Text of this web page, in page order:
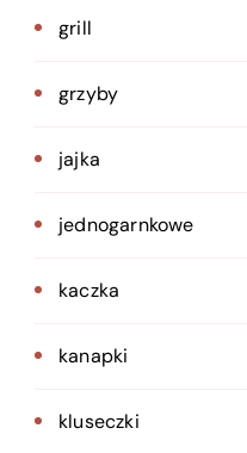
grill
grzyby
jajka
jednogarnkowe
kaczka
kanapki
kluseczki